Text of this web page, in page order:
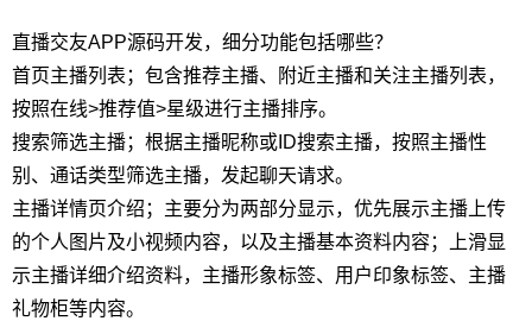
直播交友APP源码开发，细分功能包括哪些？
首页主播列表；包含推荐主播、附近主播和关注主播列表，
按照在线>推荐值>星级进行主播排序。
搜索筛选主播；根据主播昵称或ID搜索主播，按照主播性
别、通话类型筛选主播，发起聊天请求。
主播详情页介绍；主要分为两部分显示，优先展示主播上传
的个人图片及小视频内容，以及主播基本资料内容；上滑显
示主播详细介绍资料，主播形象标签、用户印象标签、主播
礼物柜等内容。